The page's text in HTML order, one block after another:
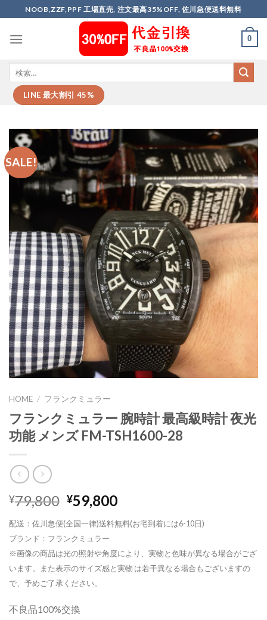
content
NOOB,ZZF,PPF 工場直売, 注文最高35%OFF, 佐川急便送料無料
0
LINE 最大割引 45%
SALE!
HOME / フランクミュラー
フランクミュラー 腕時計 最高級時計 夜光
功能 メンズ FM-TSH1600-28
¥79,800 ¥59,800
配送：佐川急便(全国一律)送料無料(お宅到着には6-10日)
ブランド：フランクミュラー
※画像の商品は光の照射や角度により、実物と色味が異なる場合がござ
います。また表示のサイズ感と実物 は若干異なる場合もございますの
で、予めご了承ください。
不良品100%交換